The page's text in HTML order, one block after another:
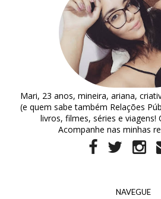
Mari, 23 anos, mineira, ariana,
(e quem sabe também Relações
livros, filmes, séries e viagens!
Acompanhe nas minhas
NAVEGUE